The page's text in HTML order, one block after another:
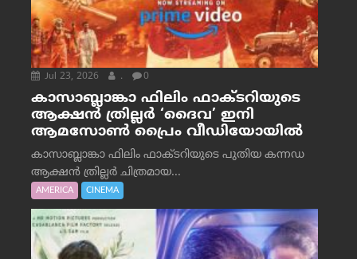
Jul 23, 2026 . 0
കാസാബ്ലാങ്കാ ഫിലിം ഫാക്ടറിയുടെ
ആക്ഷൻ ത്രില്ലർ ‘ദൈവ’ ഇനി
ആമസോൺ പ്രൈം വീഡിയോയിൽ
കാസാബ്ലാങ്കാ ഫിലിം ഫാക്ടറിയുടെ പുതിയ കന്നഡ
ആക്ഷൻ ത്രില്ലർ ചിത്രമായ...
AMERICA CINEMA